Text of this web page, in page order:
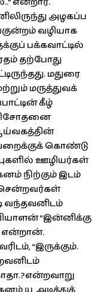
அழகப்ப
வழியாக
பக்கவாட்டில்
தற்போது
மதுரை
மருத்துவக்
கீழ்
கொண்டு
ஊழியர்கள்
நிற்கும் இடம்
“இன்னிக்கு
என்றான்.
“இருக்கும்.